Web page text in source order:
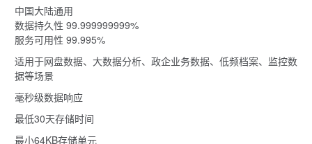
中国大陆通用
数据持久性 99.999999999%
服务可用性 99.995%
适用于网盘数据、大数据分析、政企业务数据、低频档案、监控数
据等场景
毫秒级数据响应
最低30天存储时间
最小64KB存储单元